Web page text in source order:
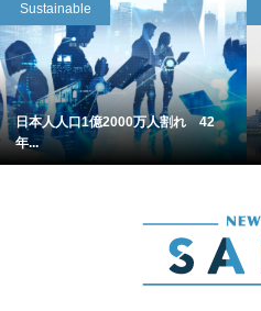
Sustainable
日本人人口1億2000万人割れ 42
年...